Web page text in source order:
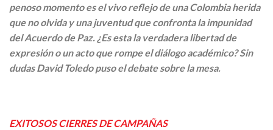
penoso momento es el vivo reflejo de una Colombia herida
que no olvida y una juventud que confronta la impunidad
del Acuerdo de Paz. ¿Es esta la verdadera libertad de
expresión o un acto que rompe el diálogo académico? Sin
dudas David Toledo puso el debate sobre la mesa.
EXITOSOS CIERRES DE CAMPAÑAS